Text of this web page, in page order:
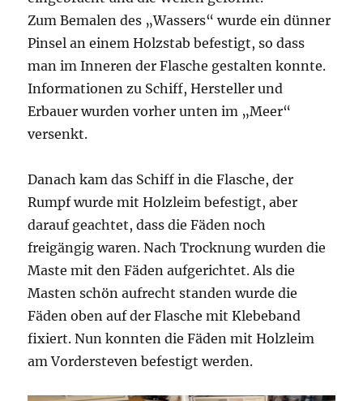
Zum Bemalen des „Wassers“ wurde ein dünner
Pinsel an einem Holzstab befestigt, so dass
man im Inneren der Flasche gestalten konnte.
Informationen zu Schiff, Hersteller und
Erbauer wurden vorher unten im „Meer“
versenkt.
Danach kam das Schiff in die Flasche, der
Rumpf wurde mit Holzleim befestigt, aber
darauf geachtet, dass die Fäden noch
freigängig waren. Nach Trocknung wurden die
Maste mit den Fäden aufgerichtet. Als die
Masten schön aufrecht standen wurde die
Fäden oben auf der Flasche mit Klebeband
fixiert. Nun konnten die Fäden mit Holzleim
am Vordersteven befestigt werden.